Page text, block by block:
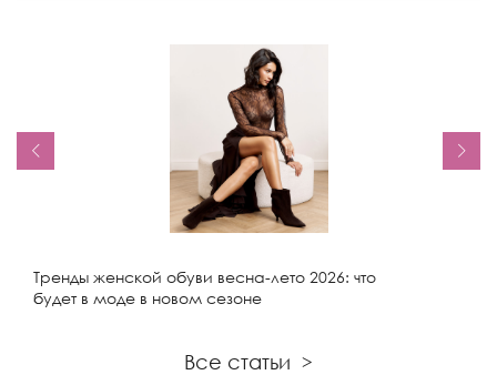
Тренды женской обуви весна-лето 2026: что
будет в моде в новом сезоне
Все статьи >